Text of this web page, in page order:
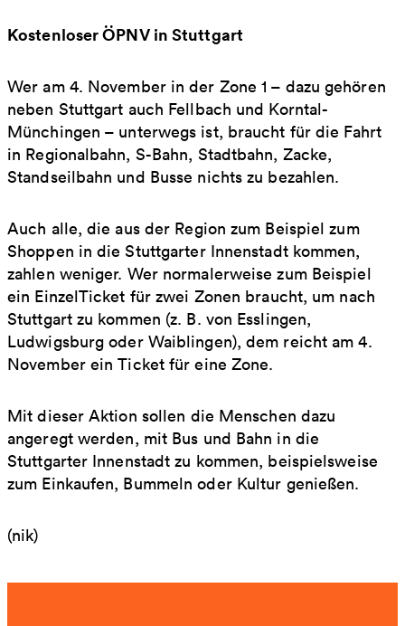
Kostenloser ÖPNV in Stuttgart
Wer am 4. November in der Zone 1 – dazu gehören
neben Stuttgart auch Fellbach und Korntal-
Münchingen – unterwegs ist, braucht für die Fahrt
in Regionalbahn, S-Bahn, Stadtbahn, Zacke,
Standseilbahn und Busse nichts zu bezahlen.
Auch alle, die aus der Region zum Beispiel zum
Shoppen in die Stuttgarter Innenstadt kommen,
zahlen weniger. Wer normalerweise zum Beispiel
ein EinzelTicket für zwei Zonen braucht, um nach
Stuttgart zu kommen (z. B. von Esslingen,
Ludwigsburg oder Waiblingen), dem reicht am 4.
November ein Ticket für eine Zone.
Mit dieser Aktion sollen die Menschen dazu
angeregt werden, mit Bus und Bahn in die
Stuttgarter Innenstadt zu kommen, beispielsweise
zum Einkaufen, Bummeln oder Kultur genießen.
(nik)